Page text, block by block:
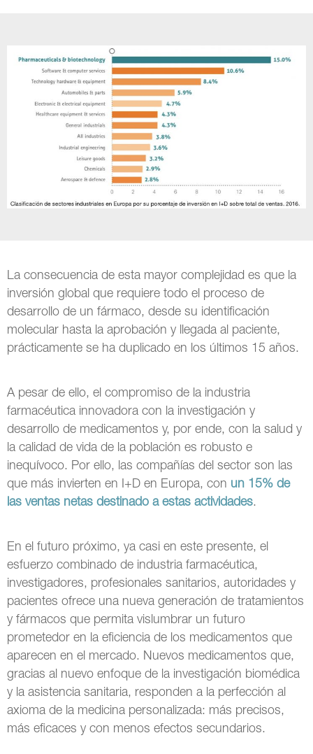
La consecuencia de esta mayor complejidad es que la
inversión global que requiere todo el proceso de
desarrollo de un fármaco, desde su identificación
molecular hasta la aprobación y llegada al paciente,
prácticamente se ha duplicado en los últimos 15 años.
A pesar de ello, el compromiso de la industria
farmacéutica innovadora con la investigación y
desarrollo de medicamentos y, por ende, con la salud y
la calidad de vida de la población es robusto e
inequívoco. Por ello, las compañías del sector son las
que más invierten en I+D en Europa, con un 15% de
las ventas netas destinado a estas actividades.
En el futuro próximo, ya casi en este presente, el
esfuerzo combinado de industria farmacéutica,
investigadores, profesionales sanitarios, autoridades y
pacientes ofrece una nueva generación de tratamientos
y fármacos que permita vislumbrar un futuro
prometedor en la eficiencia de los medicamentos que
aparecen en el mercado. Nuevos medicamentos que,
gracias al nuevo enfoque de la investigación biomédica
y la asistencia sanitaria, responden a la perfección al
axioma de la medicina personalizada: más precisos,
más eficaces y con menos efectos secundarios.